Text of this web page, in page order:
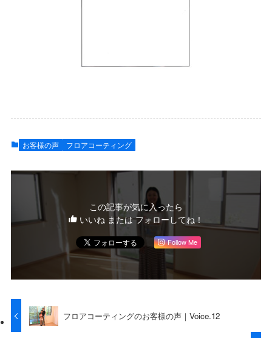
お客様の声 フロアコーティング
この記事が気に入ったら
いいね または フォローしてね！
Follow Me
フロアコーティングのお客様の声｜Voice.12